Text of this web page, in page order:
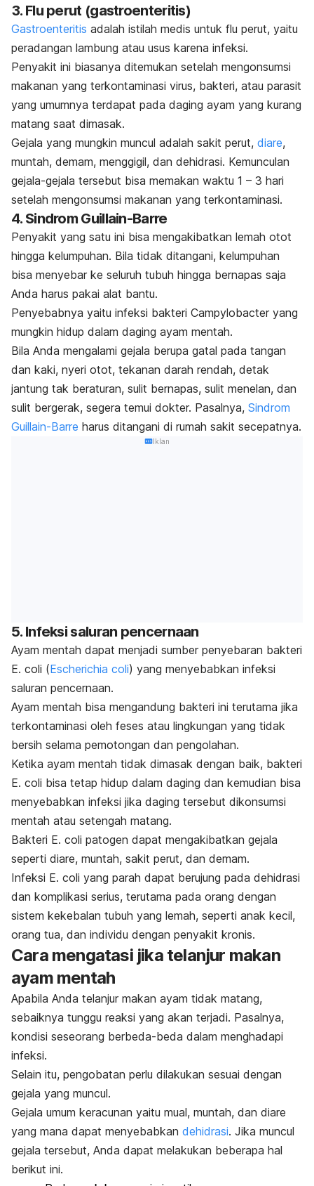
3. Flu perut (gastroenteritis)
Gastroenteritis adalah istilah medis untuk flu perut, yaitu
peradangan lambung atau usus karena infeksi.
Penyakit ini biasanya ditemukan setelah mengonsumsi
makanan yang terkontaminasi virus, bakteri, atau parasit
yang umumnya terdapat pada daging ayam yang kurang
matang saat dimasak.
Gejala yang mungkin muncul adalah sakit perut, diare,
muntah, demam, menggigil, dan dehidrasi. Kemunculan
gejala-gejala tersebut bisa memakan waktu 1 – 3 hari
setelah mengonsumsi makanan yang terkontaminasi.
4. Sindrom Guillain-Barre
Penyakit yang satu ini bisa mengakibatkan lemah otot
hingga kelumpuhan. Bila tidak ditangani, kelumpuhan
bisa menyebar ke seluruh tubuh hingga bernapas saja
Anda harus pakai alat bantu.
Penyebabnya yaitu infeksi bakteri Campylobacter yang
mungkin hidup dalam daging ayam mentah.
Bila Anda mengalami gejala berupa gatal pada tangan
dan kaki, nyeri otot, tekanan darah rendah, detak
jantung tak beraturan, sulit bernapas, sulit menelan, dan
sulit bergerak, segera temui dokter. Pasalnya, Sindrom
Guillain-Barre harus ditangani di rumah sakit secepatnya.
Iklan
5. Infeksi saluran pencernaan
Ayam mentah dapat menjadi sumber penyebaran bakteri
E. coli (Escherichia coli) yang menyebabkan infeksi
saluran pencernaan.
Ayam mentah bisa mengandung bakteri ini terutama jika
terkontaminasi oleh feses atau lingkungan yang tidak
bersih selama pemotongan dan pengolahan.
Ketika ayam mentah tidak dimasak dengan baik, bakteri
E. coli bisa tetap hidup dalam daging dan kemudian bisa
menyebabkan infeksi jika daging tersebut dikonsumsi
mentah atau setengah matang.
Bakteri E. coli patogen dapat mengakibatkan gejala
seperti diare, muntah, sakit perut, dan demam.
Infeksi E. coli yang parah dapat berujung pada dehidrasi
dan komplikasi serius, terutama pada orang dengan
sistem kekebalan tubuh yang lemah, seperti anak kecil,
orang tua, dan individu dengan penyakit kronis.
Cara mengatasi jika telanjur makan
ayam mentah
Apabila Anda telanjur makan ayam tidak matang,
sebaiknya tunggu reaksi yang akan terjadi. Pasalnya,
kondisi seseorang berbeda-beda dalam menghadapi
infeksi.
Selain itu, pengobatan perlu dilakukan sesuai dengan
gejala yang muncul.
Gejala umum keracunan yaitu mual, muntah, dan diare
yang mana dapat menyebabkan dehidrasi. Jika muncul
gejala tersebut, Anda dapat melakukan beberapa hal
berikut ini.